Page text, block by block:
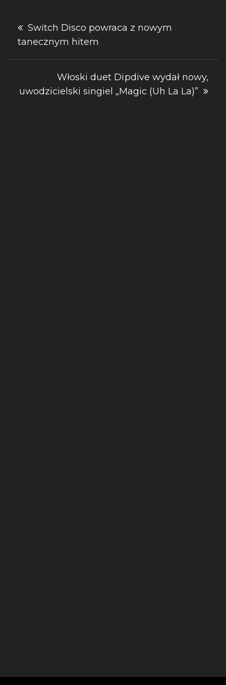
Nawigacja
wpisu
Switch Disco powraca z nowym
tanecznym hitem
Włoski duet Dïpdive wydał nowy,
uwodzicielski singiel „Magic (Uh La La)”